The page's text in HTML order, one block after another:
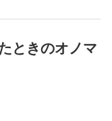
ときのオノマ